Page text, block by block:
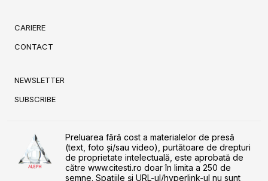
CARIERE
CONTACT
NEWSLETTER
SUBSCRIBE
Preluarea fără cost a materialelor de presă
(text, foto și/sau video), purtătoare de drepturi
de proprietate intelectuală, este aprobată de
către www.citesti.ro doar în limita a 250 de
semne. Spaţiile şi URL-ul/hyperlink-ul nu sunt